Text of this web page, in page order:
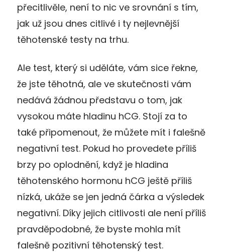
přecitlivěle, není to nic ve srovnání s tím,
jak už jsou dnes citlivé i ty nejlevnější
těhotenské testy na trhu.
Ale test, který si uděláte, vám sice řekne,
že jste těhotná, ale ve skutečnosti vám
nedává žádnou představu o tom, jak
vysokou máte hladinu hCG. Stojí za to
také připomenout, že můžete mít i falešně
negativní test. Pokud ho provedete příliš
brzy po oplodnění, když je hladina
těhotenského hormonu hCG ještě příliš
nízká, ukáže se jen jedná čárka a výsledek
negativní. Díky jejich citlivosti ale není příliš
pravděpodobné, že byste mohla mít
falešně pozitivní těhotenský test.